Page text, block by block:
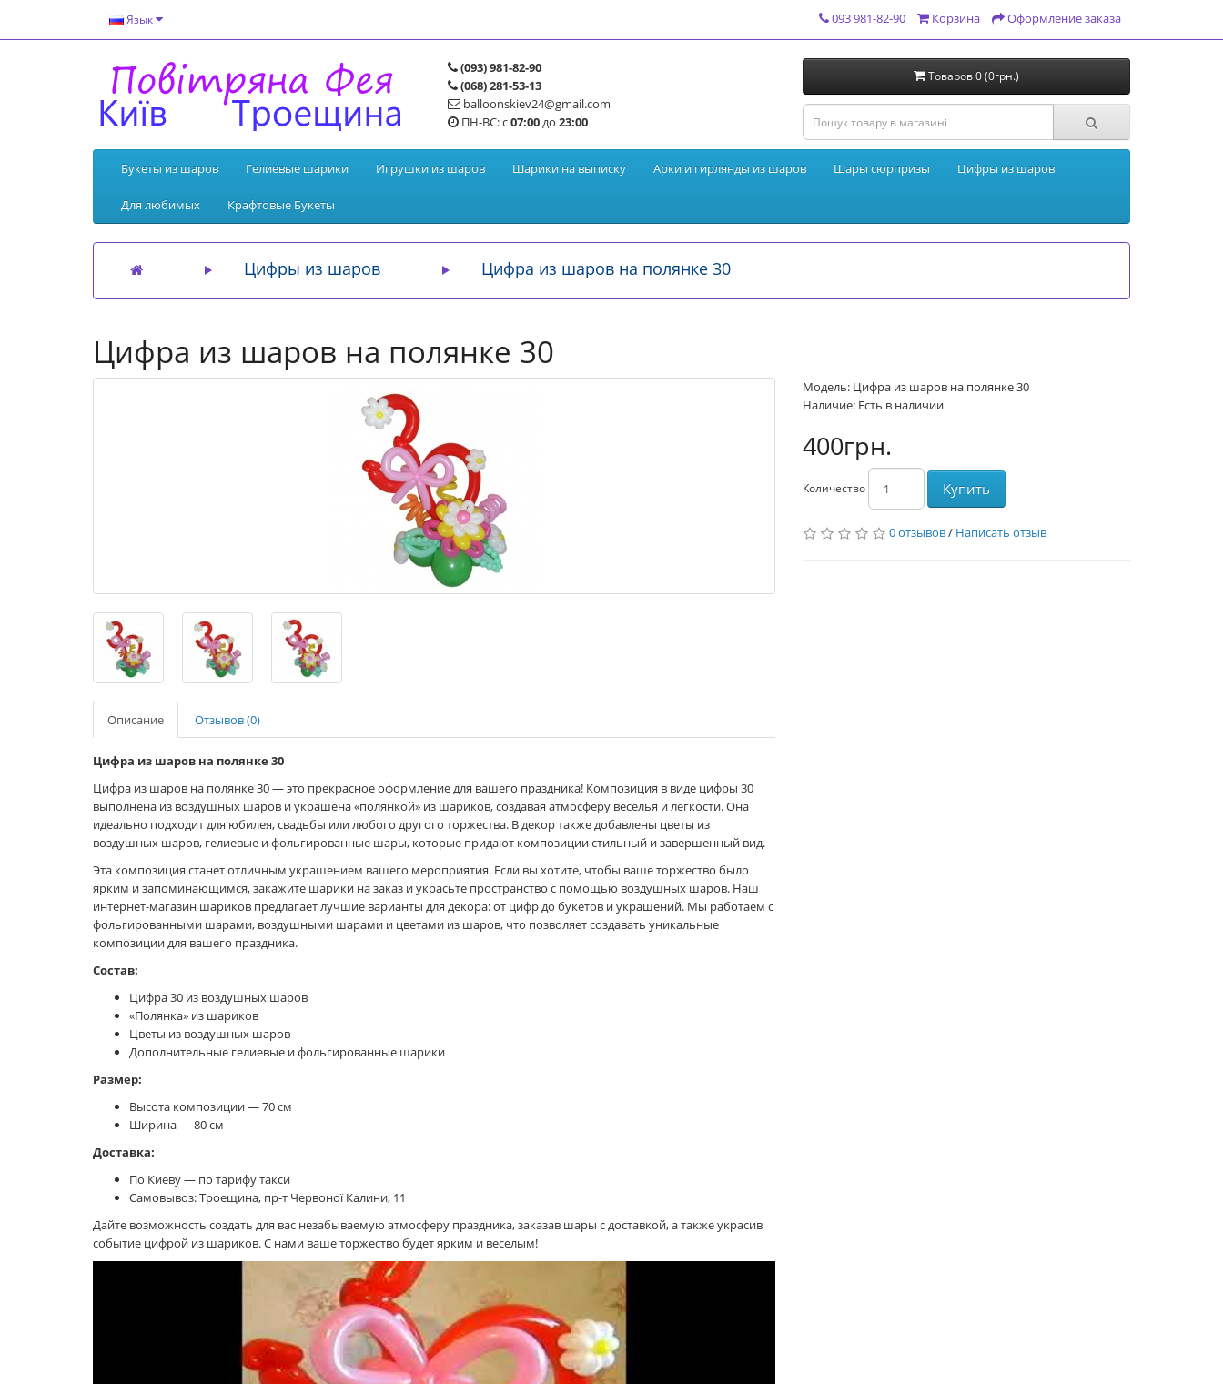
Язык 093 981-82-90 Корзина Оформление заказа
(093) 981-82-90
(068) 281-53-13
balloonskiev24@gmail.com
ПН-ВС: с07:00до 23:00
Товаров 0 (0грн.)
Букеты из шаров Гелиевые шарики Игрушки из шаров Шарики на выписку Арки и гирлянды из шаров Шары сюрпризы Цифры из шаров
Для любимых Крафтовые Букеты
Цифры из шаров Цифра из шаров на полянке 30
Цифра из шаров на полянке 30
Описание Отзывов (0)
Цифра из шаров на полянке 30
Цифра из шаров на полянке 30 — это прекрасное оформление для вашего праздника! Композиция в виде цифры 30
выполнена из воздушных шаров и украшена «полянкой» из шариков, создавая атмосферу веселья и легкости. Она
идеально подходит для юбилея, свадьбы или любого другого торжества. В декор также добавлены цветы из
воздушных шаров, гелиевые и фольгированные шары, которые придают композиции стильный и завершенный вид.
Эта композиция станет отличным украшением вашего мероприятия. Если вы хотите, чтобы ваше торжество было
ярким и запоминающимся, закажите шарики на заказ и украсьте пространство с помощью воздушных шаров. Наш
интернет-магазин шариков предлагает лучшие варианты для декора: от цифр до букетов и украшений. Мы работаем с
фольгированными шарами, воздушными шарами и цветами из шаров, что позволяет создавать уникальные
композиции для вашего праздника.
Состав:
Цифра 30 из воздушных шаров
«Полянка» из шариков
Цветы из воздушных шаров
Дополнительные гелиевые и фольгированные шарики
Размер:
Высота композиции — 70 см
Ширина — 80 см
Доставка:
По Киеву — по тарифу такси
Самовывоз: Троещина, пр-т Червоної Калини, 11
Дайте возможность создать для вас незабываемую атмосферу праздника, заказав шары с доставкой, а также украсив
событие цифрой из шариков. С нами ваше торжество будет ярким и веселым!
Модель: Цифра из шаров на полянке 30
Наличие: Есть в наличии
400грн.
Количество Купить
0 отзывов/ Написать отзыв